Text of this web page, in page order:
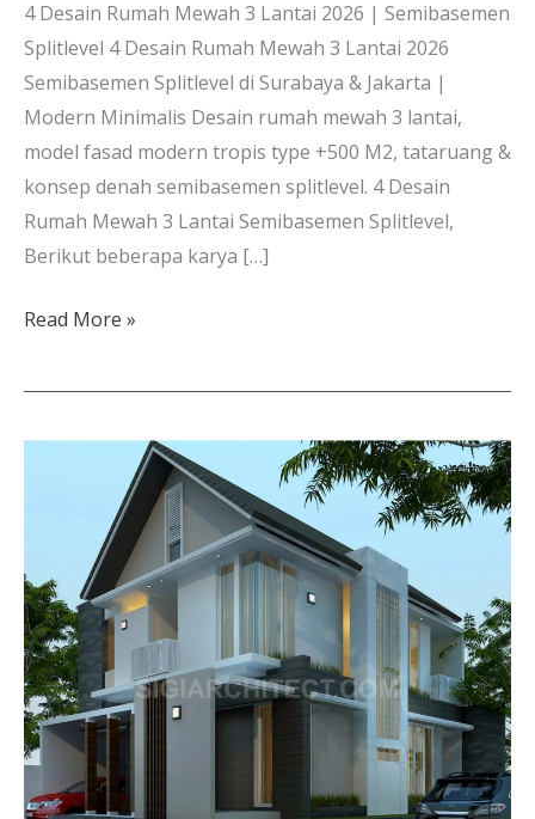
4 Desain Rumah Mewah 3 Lantai 2026 | Semibasemen
Splitlevel 4 Desain Rumah Mewah 3 Lantai 2026
Semibasemen Splitlevel di Surabaya & Jakarta |
Modern Minimalis Desain rumah mewah 3 lantai,
model fasad modern tropis type +500 M2, tataruang &
konsep denah semibasemen splitlevel. 4 Desain
Rumah Mewah 3 Lantai Semibasemen Splitlevel,
Berikut beberapa karya […]
Read More »
|
Modern
Minimalis